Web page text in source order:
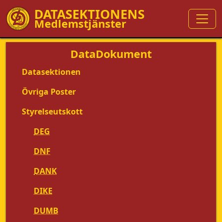
DATASEKTIONENS
Medlemstjänster
DataDokument
Datasektionen
Övriga Poster
Styrelseutskott
DEG
DNF
DANK
DIKE
DUMB